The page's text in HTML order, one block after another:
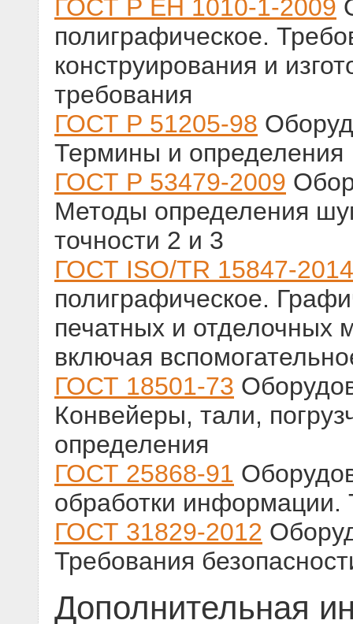
ГОСТ Р ЕН 1010-1-2009
полиграфическое.
конструирования и
требования
ГОСТ Р 51205-98
Термины и определения
ГОСТ Р 53479-2009
Методы определения
точности 2 и 3
ГОСТ ISO/TR 15847-2014
полиграфическое.
печатных и отделочных
включая
ГОСТ 18501-73
Конвейеры, тали,
определения
ГОСТ 25868-91
обработки
ГОСТ 31829-2012
Требования
Дополнительная